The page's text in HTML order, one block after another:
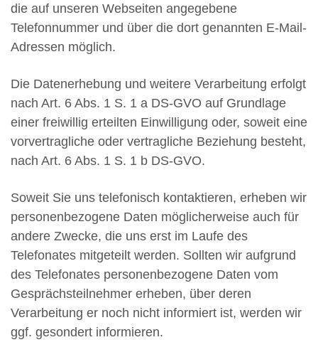
die auf unseren Webseiten angegebene
Telefonnummer und über die dort genannten E-Mail-
Adressen möglich.
Die Datenerhebung und weitere Verarbeitung erfolgt
nach Art. 6 Abs. 1 S. 1 a DS-GVO auf Grundlage
einer freiwillig erteilten Einwilligung oder, soweit eine
vorvertragliche oder vertragliche Beziehung besteht,
nach Art. 6 Abs. 1 S. 1 b DS-GVO.
Soweit Sie uns telefonisch kontaktieren, erheben wir
personenbezogene Daten möglicherweise auch für
andere Zwecke, die uns erst im Laufe des
Telefonates mitgeteilt werden. Sollten wir aufgrund
des Telefonates personenbezogene Daten vom
Gesprächsteilnehmer erheben, über deren
Verarbeitung er noch nicht informiert ist, werden wir
ggf. gesondert informieren.